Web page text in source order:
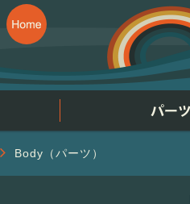
Body（パーツ）